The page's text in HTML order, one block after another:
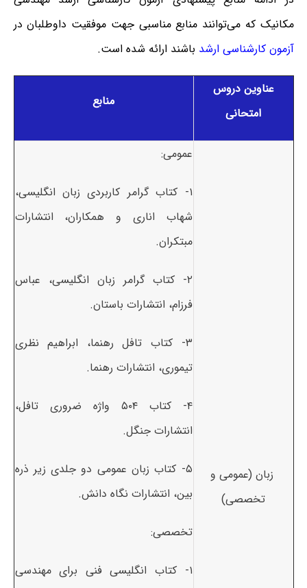
مکانیک که می‌توانند منابع مناسبی جهت موفقیت داوطلبان در
آزمون کارشناسی ارشد باشند ارائه شده است.
عناوین دروس
امتحانی
منابع
زبان (عمومی و
تخصصی)
عمومی:
۱- کتاب گرامر کاربردی زبان انگلیسی،
شهاب اناری و همکاران، انتشارات
مبتکران.
۲- کتاب گرامر زبان انگلیسی، عباس
فرزام، انتشارات باستان.
۳- کتاب تافل رهنما، ابراهیم نظری
تیموری، انتشارات رهنما.
۴- کتاب ۵۰۴ واژه ضروری تافل،
انتشارات جنگل.
۵- کتاب زبان عمومی دو جلدی زیر ذره
بین، انتشارات نگاه دانش.
تخصصی:
۱- کتاب انگلیسی فنی برای مهندسی